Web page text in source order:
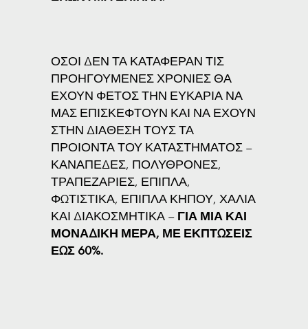
ΟΣΟΙ ΔΕΝ ΤΑ ΚΑΤΑΦΕΡΑΝ ΤΙΣ
ΠΡΟΗΓΟΥΜΕΝΕΣ ΧΡΟΝΙΕΣ ΘΑ
ΕΧΟΥΝ ΦΕΤΟΣ ΤΗΝ ΕΥΚΑΡΙΑ ΝΑ
ΜΑΣ ΕΠΙΣΚΕΦΤΟΥΝ ΚΑΙ ΝΑ ΕΧΟΥΝ
ΣΤΗΝ ΔΙΑΘΕΣΗ ΤΟΥΣ ΤΑ
ΠΡΟΙΟΝΤΑ ΤΟΥ ΚΑΤΑΣΤΗΜΑΤΟΣ –
ΚΑΝΑΠΕΔΕΣ, ΠΟΛΥΘΡΟΝΕΣ,
ΤΡΑΠΕΖΑΡΙΕΣ, ΕΠΙΠΛΑ,
ΦΩΤΙΣΤΙΚΑ, ΕΠΙΠΛΑ ΚΗΠΟΥ, ΧΑΛΙΑ
ΚΑΙ ΔΙΑΚΟΣΜΗΤΙΚΑ – ΓΙΑ ΜΙΑ ΚΑΙ
ΜΟΝΑΔΙΚΗ ΜΕΡΑ, ΜΕ ΕΚΠΤΩΣΕΙΣ
ΕΩΣ 60%.